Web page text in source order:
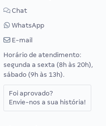
Chat
WhatsApp
E-mail
Horário de atendimento:
segunda a sexta (8h às 20h),
sábado (9h às 13h).
Foi aprovado?
Envie-nos a sua história!